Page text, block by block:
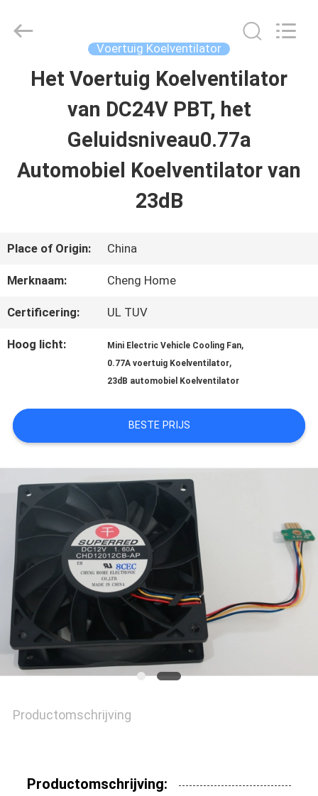
HUIS
PRODUCTEN
VR-
FABRIEKSREIS
CONTACTEER
ONS
NIEUWS
VERZOEK
OM
EEN
CITAAT
SITEMAP
PRIVACY
Home
Voertuig Koelventilator
Het Voertuig Koelventilator
van DC24V PBT, het
Geluidsniveau0.77a
Automobiel Koelventilator van
23dB
Place of Origin: China
Merknaam: Cheng Home
Certificering: UL TUV
Hoog licht: Mini Electric Vehicle Cooling Fan,
0.77A voertuig Koelventilator,
23dB automobiel Koelventilator
BESTE PRIJS
Productomschrijving
Productomschrijving: